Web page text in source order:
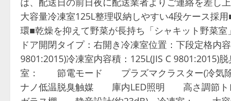
大容量冷凍室125L整理収納しやすい4段ケース採
環■乾燥を抑えて野菜が長持ち「シャキット野菜
ドア開閉タイプ：右開き冷凍室位置：下段定格内
9801:2015)冷凍室内容積：125L(JIS C
室： 節電モード プラズマクラスター(冷気
ナノ低温脱臭触媒 庫内LED照明 高さ調